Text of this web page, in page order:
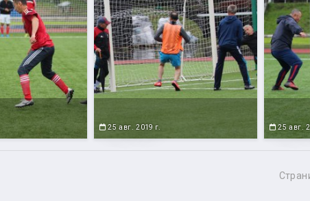
25 авг. 2019 г. 25 авг.